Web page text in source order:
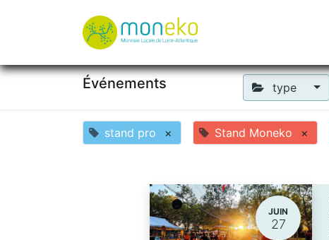
Événements type
stand pro × Stand Moneko ×
JUIN
27